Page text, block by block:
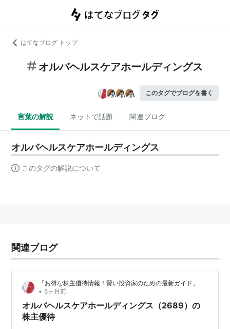
はてなブログ トップ
オルバヘルスケアホールディングス
このタグでブログを書く
言葉の解説 ネットで話題 関連ブログ
オルバヘルスケアホールディングス
このタグの解説について
関連ブログ
「お得な株主優待情報！賢い投資家のための最新ガイド」
• 5ヶ月前
オルバヘルスケアホールディングス（2689）の
株主優待